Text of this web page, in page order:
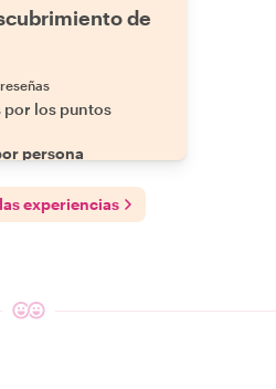
de
por los puntos
persona
experiencias